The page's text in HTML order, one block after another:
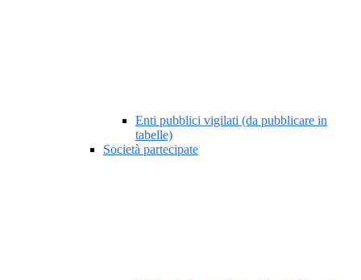
Enti pubblici vigilati (da pubblicare in
tabelle)
Società partecipate